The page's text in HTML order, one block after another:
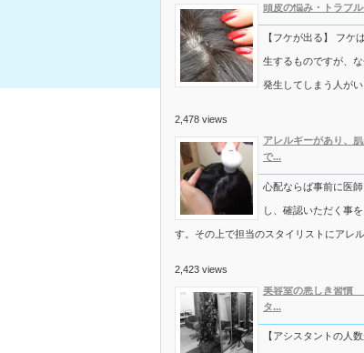
頭皮の悩み・トラブ
【フケが出る】 フケ
生するものですが、
発生してしまう人がい
2,478 views
アレルギーがあり、
で...
心配ならば事前に医
し、確認いただく事
す。その上で担当のスタイリストにアレル
2,423 views
美容室の悪しき習慣
タ...
【アシスタントの人